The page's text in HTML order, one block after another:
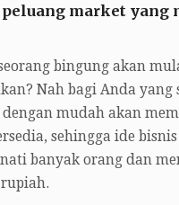
peluang market yang
bingung akan
Nah bagi Anda yang
mudah akan
sehingga ide
banyak orang dan